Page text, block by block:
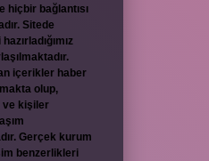
hiçbir bağlantısı
Sitede
içerikler haber
olup,
ve kişiler
Gerçek kurum
benzerlikleri